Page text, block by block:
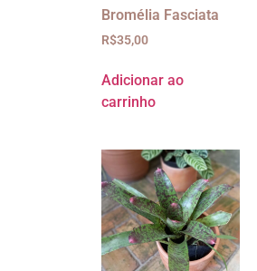
Bromélia Fasciata
R$35,00
Adicionar ao
carrinho